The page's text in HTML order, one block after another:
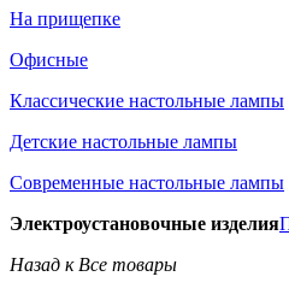
На прищепке
Офисные
Классические настольные лампы
Детские настольные лампы
Современные настольные лампы
Электроустановочные изделия
Назад к Все товары